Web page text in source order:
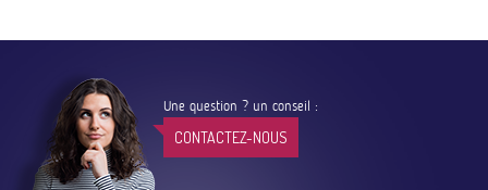
Une question ? un conseil :
CONTACTEZ-NOUS